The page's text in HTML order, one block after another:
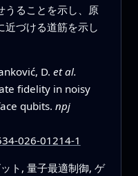
うることを示し、原
近づける道筋を示し
D. et al.
fidelity in noisy
qubits. npj
026-01214-1
ト, 量子最適制御, ゲ